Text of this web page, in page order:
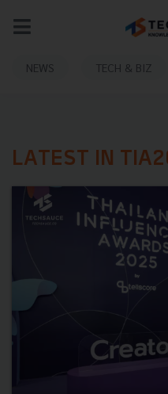
NEWS TECH & BIZ
LATEST IN